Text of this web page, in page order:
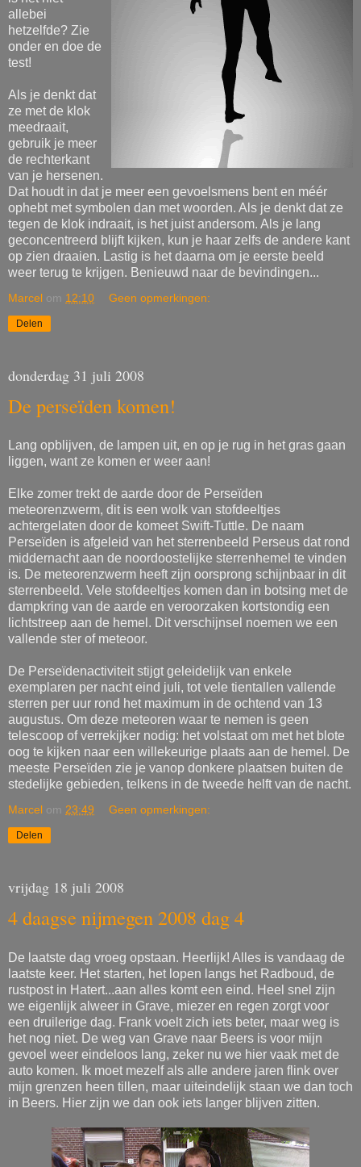
allebei
hetzelfde? Zie
onder en doe de
test!
Als je denkt dat
ze met de klok
meedraait,
gebruik je meer
de rechterkant
van je hersenen.
Dat houdt in dat je meer een gevoelsmens bent en méér
ophebt met symbolen dan met woorden. Als je denkt dat ze
tegen de klok indraait, is het juist andersom. Als je lang
geconcentreerd blijft kijken, kun je haar zelfs de andere kant
op zien draaien. Lastig is het daarna om je eerste beeld
weer terug te krijgen. Benieuwd naar de bevindingen...
Marcel om 12:10 Geen opmerkingen:
Delen
donderdag 31 juli 2008
De perseïden komen!
Lang opblijven, de lampen uit, en op je rug in het gras gaan
liggen, want ze komen er weer aan!
Elke zomer trekt de aarde door de Perseïden
meteorenzwerm, dit is een wolk van stofdeeltjes
achtergelaten door de komeet Swift-Tuttle. De naam
Perseïden is afgeleid van het sterrenbeeld Perseus dat rond
middernacht aan de noordoostelijke sterrenhemel te vinden
is. De meteorenzwerm heeft zijn oorsprong schijnbaar in dit
sterrenbeeld. Vele stofdeeltjes komen dan in botsing met de
dampkring van de aarde en veroorzaken kortstondig een
lichtstreep aan de hemel. Dit verschijnsel noemen we een
vallende ster of meteoor.
De Perseïdenactiviteit stijgt geleidelijk van enkele
exemplaren per nacht eind juli, tot vele tientallen vallende
sterren per uur rond het maximum in de ochtend van 13
augustus. Om deze meteoren waar te nemen is geen
telescoop of verrekijker nodig: het volstaat om met het blote
oog te kijken naar een willekeurige plaats aan de hemel. De
meeste Perseïden zie je vanop donkere plaatsen buiten de
stedelijke gebieden, telkens in de tweede helft van de nacht.
Marcel om 23:49 Geen opmerkingen:
Delen
vrijdag 18 juli 2008
4 daagse nijmegen 2008 dag 4
De laatste dag vroeg opstaan. Heerlijk! Alles is vandaag de
laatste keer. Het starten, het lopen langs het Radboud, de
rustpost in Hatert...aan alles komt een eind. Heel snel zijn
we eigenlijk alweer in Grave, miezer en regen zorgt voor
een druilerige dag. Frank voelt zich iets beter, maar weg is
het nog niet. De weg van Grave naar Beers is voor mijn
gevoel weer eindeloos lang, zeker nu we hier vaak met de
auto komen. Ik moet mezelf als alle andere jaren flink over
mijn grenzen heen tillen, maar uiteindelijk staan we dan toch
in Beers. Hier zijn we dan ook iets langer blijven zitten.